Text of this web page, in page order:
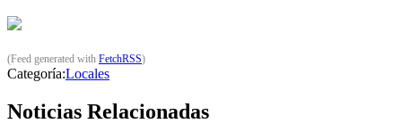
(Feed generated with FetchRSS)
Categoría:Locales
Noticias Relacionadas